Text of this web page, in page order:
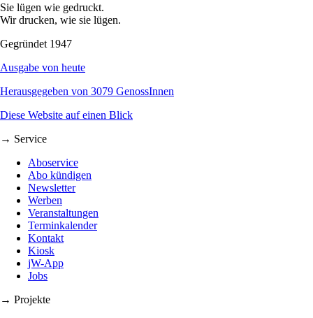
Sie lügen wie gedruckt.
Wir drucken, wie sie lügen.
Gegründet 1947
Ausgabe von heute
Herausgegeben von 3079 GenossInnen
Diese Website auf einen Blick
→ Service
Aboservice
Abo kündigen
Newsletter
Werben
Veranstaltungen
Terminkalender
Kontakt
Kiosk
jW-App
Jobs
→ Projekte